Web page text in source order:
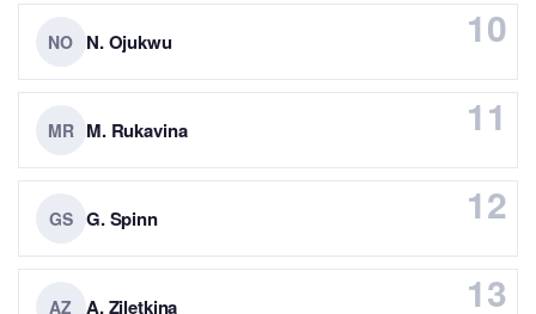
10
NO N. Ojukwu
11
MR M. Rukavina
12
GS G. Spinn
13
AZ A. Ziletkina